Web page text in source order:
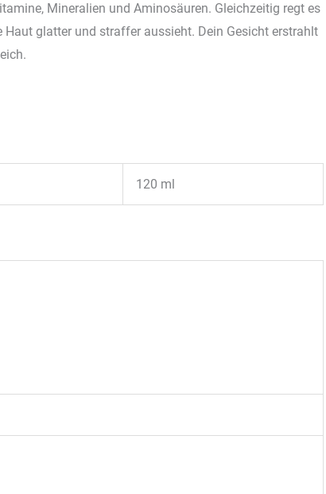
Mineralien und Aminosäuren. Gleichzeitig regt es
glatter und straffer aussieht. Dein Gesicht erstrahlt
120 ml